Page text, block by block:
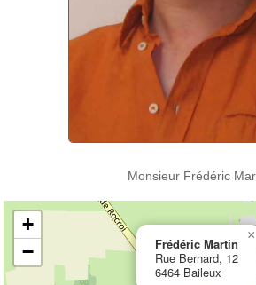
Monsieur Frédéric
Frédéric Martin
Rue Bernard, 12
6464 Baileux
×
+
−